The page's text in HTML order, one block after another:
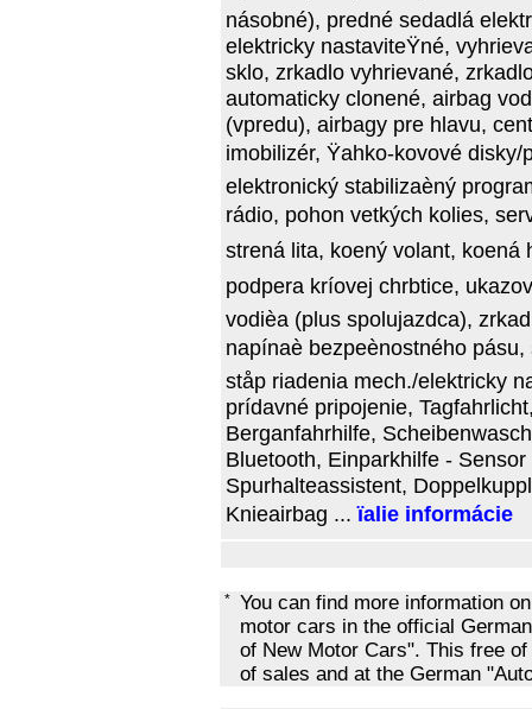
násobné), predné sedadlá
elektricky nastaviteŸné,
sklo, zrkadlo vyhrievané,
automaticky clonené, airbag
(vpredu), airbagy pre hlavu,
imobilizér, Ÿahko-kovové disky/
elektronický stabilizaèný
rádio, pohon vetkých kolies,
strená lita, koený volant,
podpera kríovej chrbtice,
vodièa (plus spolujazdca),
napínaè bezpeènostného pásu,
ståp riadenia mech./elektricky
prídavné pripojenie,
Berganfahrhilfe,
Bluetooth, Einparkhilfe -
Spurhalteassistent,
Knieairbag ...ïalie informácie
* You can find more information
motor cars in the official
of New Motor Cars". This free
of sales and at the German